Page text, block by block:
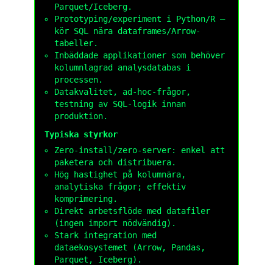
Parquet/Iceberg.
Prototyping/experiment i Python/R –
kör SQL nära dataframes/Arrow-
tabeller.
Inbäddade applikationer som behöver
kolumnlagrad analysdatabas i
processen.
Datakvalitet, ad-hoc-frågor,
testning av SQL-logik innan
produktion.
Typiska styrkor
Zero-install/zero-server: enkel att
paketera och distribuera.
Hög hastighet på kolumnära,
analytiska frågor; effektiv
komprimering.
Direkt arbetsflöde med datafiler
(ingen import nödvändig).
Stark integration med
dataekosystemet (Arrow, Pandas,
Parquet, Iceberg).